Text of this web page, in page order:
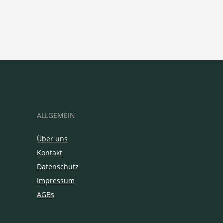
ALLGEMEIN
Über uns
Kontakt
Datenschutz
Impressum
AGBs